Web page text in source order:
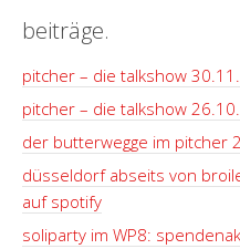
beiträge.
pitcher – die talkshow
pitcher – die talkshow
der butterwegge im pitcher
düsseldorf abseits von
auf spotify
soliparty im WP8: